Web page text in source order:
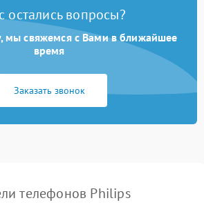
остались вопросы?
мы свяжемся с Вами в ближайшее
время
Заказать звонок
телефонов Philips